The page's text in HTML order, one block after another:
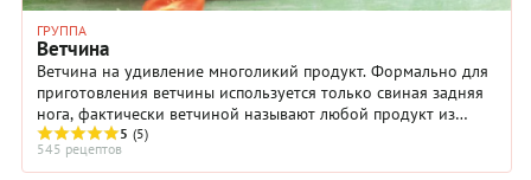
ГРУППА
Ветчина
Ветчина на удивление многоликий продукт. Формально для
приготовления ветчины используется только свиная задняя
нога, фактически ветчиной называют любой продукт из
кусков бескостной свинины, который ...
5 (5)
545 рецептов